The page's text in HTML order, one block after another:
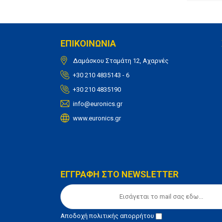
ΕΠΙΚΟΙΝΩΝΙΑ
Δαμάσκου Σταμάτη 12, Αχαρνές
+30 210 4835143 - 6
+30 210 4835190
info@euronics.gr
www.euronics.gr
ΕΓΓΡΑΦΗ ΣΤΟ NEWSLETTER
Αποδοχήπολιτικής απορρήτου